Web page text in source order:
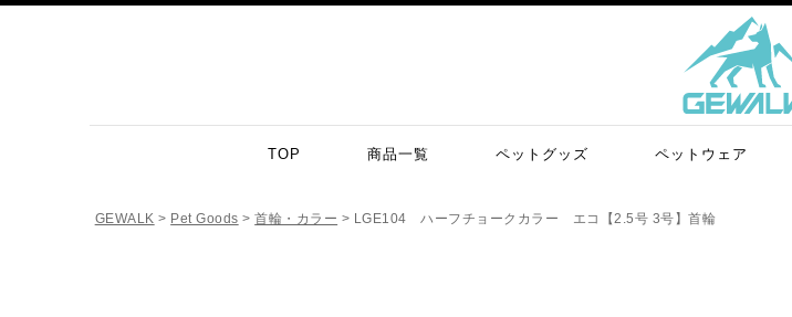
TOP 商品一覧 ペットグッズ ペットウェア
GEWALK Pet Goods 首輪・カラー LGE104 ハーフチョークカラー エコ【2.5号 3号】首輪